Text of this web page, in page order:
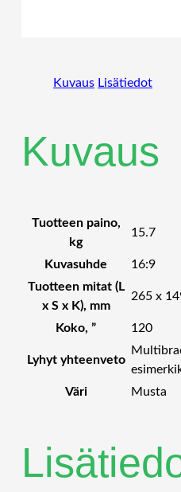
Kuvaus Lisätiedot
Kuvaus
Tuotteen paino,
kg
15.7
Kuvasuhde
16:9
Tuotteen mitat (L
x S x K), mm
265 x
Koko, ” 120
Lyhyt yhteenveto
Väri
Musta